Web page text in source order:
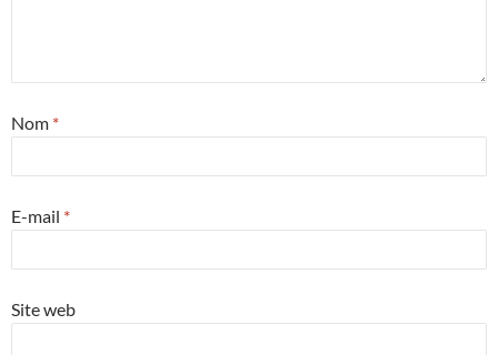
Nom *
E-mail *
Site web